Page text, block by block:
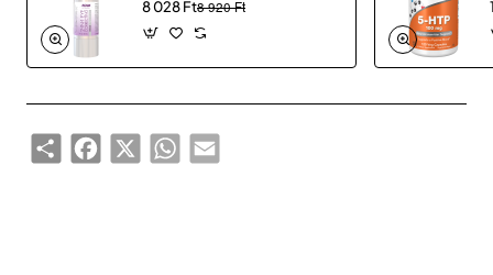
8 028 Ft8 920 Ft
ShareFacebook
X WhatsAppEmail